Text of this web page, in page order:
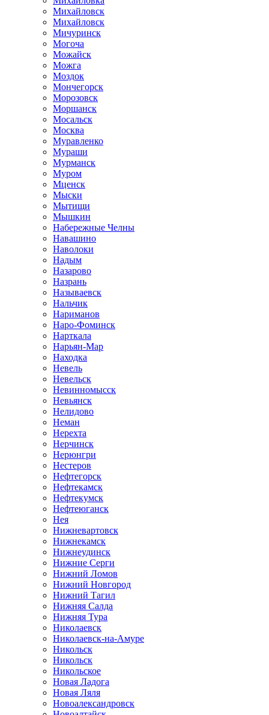
Михайловск
Михайловск
Мичуринск
Могоча
Можайск
Можга
Моздок
Мончегорск
Морозовск
Моршанск
Мосальск
Москва
Муравленко
Мураши
Мурманск
Муром
Мценск
Мыски
Мытищи
Мышкин
Набережные Челны
Навашино
Наволоки
Надым
Назарово
Назрань
Называевск
Нальчик
Нариманов
Наро-Фоминск
Нарткала
Нарьян-Мар
Находка
Невель
Невельск
Невинномысск
Невьянск
Нелидово
Неман
Нерехта
Нерчинск
Нерюнгри
Нестеров
Нефтегорск
Нефтекамск
Нефтекумск
Нефтеюганск
Нея
Нижневартовск
Нижнекамск
Нижнеудинск
Нижние Серги
Нижний Ломов
Нижний Новгород
Нижний Тагил
Нижняя Салда
Нижняя Тура
Николаевск
Николаевск-на-Амуре
Никольск
Никольск
Никольское
Новая Ладога
Новая Ляля
Новоалександровск